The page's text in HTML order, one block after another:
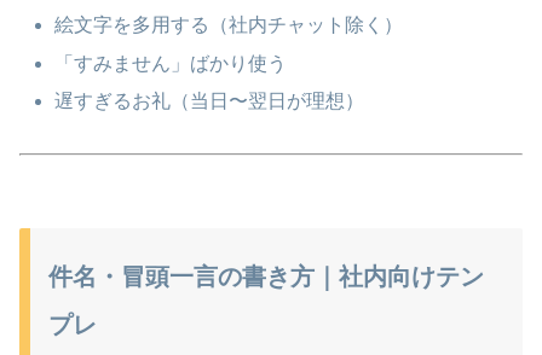
絵文字を多用する（社内チャット除く）
「すみません」ばかり使う
遅すぎるお礼（当日〜翌日が理想）
件名・冒頭一言の書き方｜社内向けテン
プレ